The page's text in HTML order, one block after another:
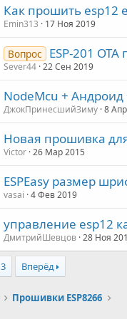
Как прошить esp12
Emin313 17 Ноя 2019
Вопрос ESP-201
Sever44 22 Сен 2019
NodeMcu + Андроид
ДжокПринесшийЗиму 8
Новая прошивка
Victor 26 Мар 2015
ESPEasy размер
vasai 4 Фев 2019
управление esp12
ДмитрийШевцов 28 Ноя
3 Вперёд
Прошивки ESP8266